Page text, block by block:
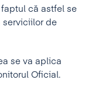
că astfel se
serviciilor de
se va aplica
Oficial.